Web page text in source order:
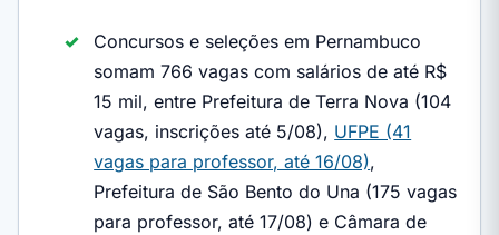
Concursos e seleções em Pernambuco
somam 766 vagas com salários de até R$
15 mil, entre Prefeitura de Terra Nova (104
vagas, inscrições até 5/08), UFPE (41
vagas para professor, até 16/08),
Prefeitura de São Bento do Una (175 vagas
para professor, até 17/08) e Câmara de